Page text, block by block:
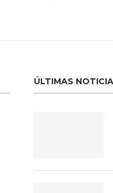
ÚLTIMAS